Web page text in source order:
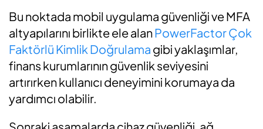
Bu noktada mobil uygulama güvenliği ve MFA
altyapılarını birlikte ele alanPowerFactor Çok
Faktörlü Kimlik Doğrulama gibi yaklaşımlar,
finans kurumlarının güvenlik seviyesini
artırırken kullanıcı deneyimini korumaya da
yardımcı olabilir.